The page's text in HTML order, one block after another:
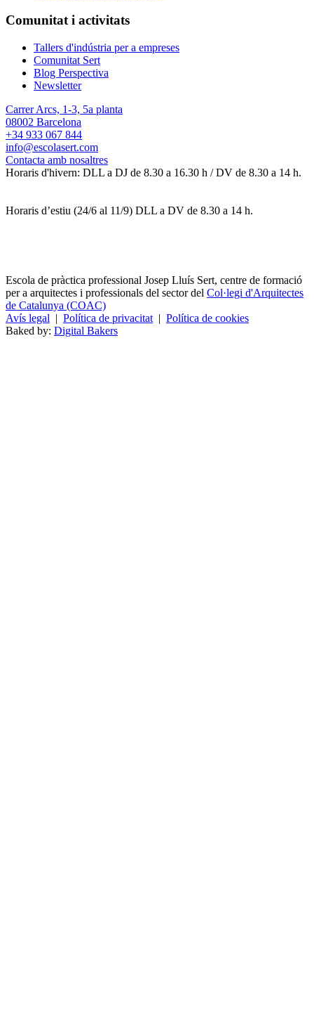
Comunitat i activitats
Tallers d'indústria per a empreses
Comunitat Sert
Blog Perspectiva
Newsletter
Carrer Arcs, 1-3, 5a planta
08002 Barcelona
+34 933 067 844
info@escolasert.com
Contacta amb nosaltres
Horaris d'hivern: DLL a DJ de 8.30 a 16.30 h / DV de 8.30 a 14 h.
Horaris d’estiu (24/6 al 11/9) DLL a DV de 8.30 a 14 h.
Escola de pràctica professional Josep Lluís Sert, centre de formació
per a arquitectes i professionals del sector del Col·legi d'Arquitectes
de Catalunya (COAC)
Avís legal | Política de privacitat | Política de cookies
Baked by: Digital Bakers